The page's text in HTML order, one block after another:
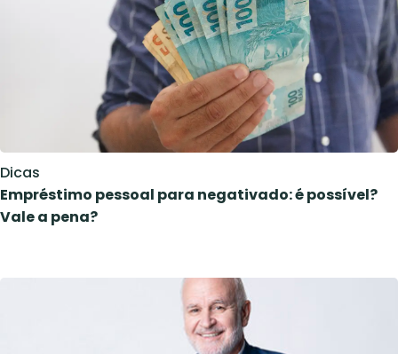
Dicas
Empréstimo pessoal para negativado: é possível?
Vale a pena?